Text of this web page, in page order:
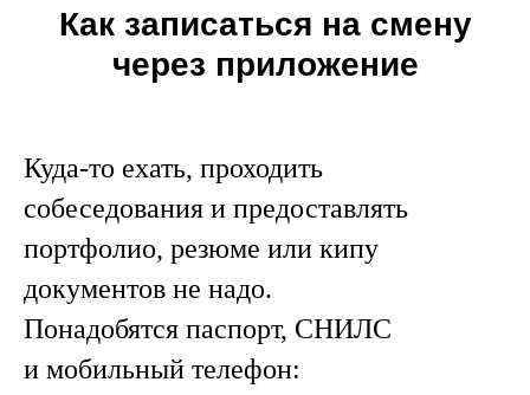
Как записаться на смену
через приложение
Куда-то ехать, проходить
собеседования и предоставлять
портфолио, резюме или кипу
документов не надо.
Понадобятся паспорт, СНИЛС
и мобильный телефон: